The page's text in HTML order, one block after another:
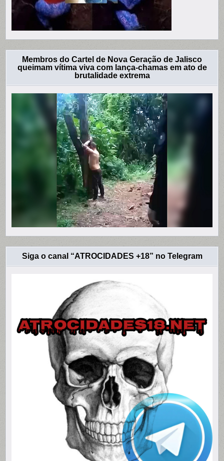
Membros do Cartel de Nova Geração de Jalisco
queimam vítima viva com lança-chamas em ato de
brutalidade extrema
Siga o canal “ATROCIDADES +18” no Telegram